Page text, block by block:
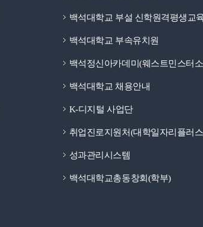
백석대학교 부설 신학원격평생교
백석대학교 부속유치원
백석정신아카데미(웨스트민스터
백석대학교 채용안내
K-디지털 사업단
취업진로지원처(대학일자리플러
성과관리시스템
백석대학교총동창회(학부)